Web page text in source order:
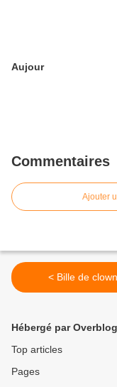
Aujour
Commentaires
Ajouter
< Bille de clown
Hébergé par Overblog
Top articles
Pages